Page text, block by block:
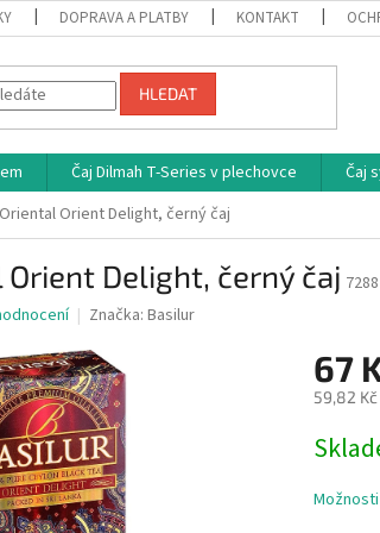
DOPRAVA A PLATBY KONTAKT
HLEDAT
Čaj Dilmah T-Series v plechovce Čaj
Orient Delight, černý čaj
Delight, černý čaj 7288
Značka: Basilur
67
59,82 Kč
cena: